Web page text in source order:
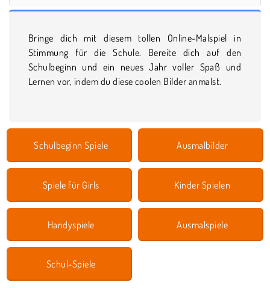
Bringe dich mit diesem tollen Online-Malspiel in
Stimmung für die Schule. Bereite dich auf den
Schulbeginn und ein neues Jahr voller Spaß und
Lernen vor, indem du diese coolen Bilder anmalst.
Schulbeginn Spiele Ausmalbilder
Spiele für Girls Kinder Spielen
Handyspiele Ausmalspiele
Schul-Spiele